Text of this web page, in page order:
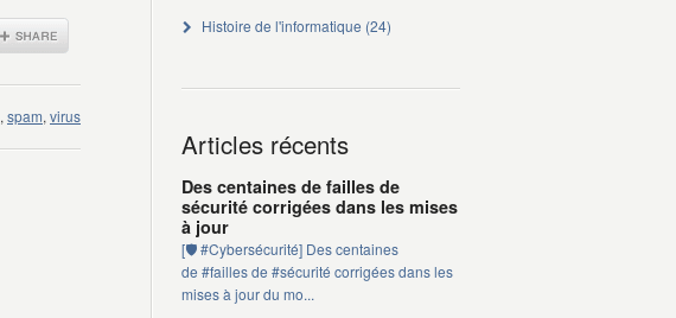
, spam, virus
Histoire de l'informatique (24)
Articles récents
Des centaines de failles de
sécurité corrigées dans les mises
à jour
[🛡️ #Cybersécurité] Des centaines
de #failles de #sécurité corrigées dans les
mises à jour du mo...